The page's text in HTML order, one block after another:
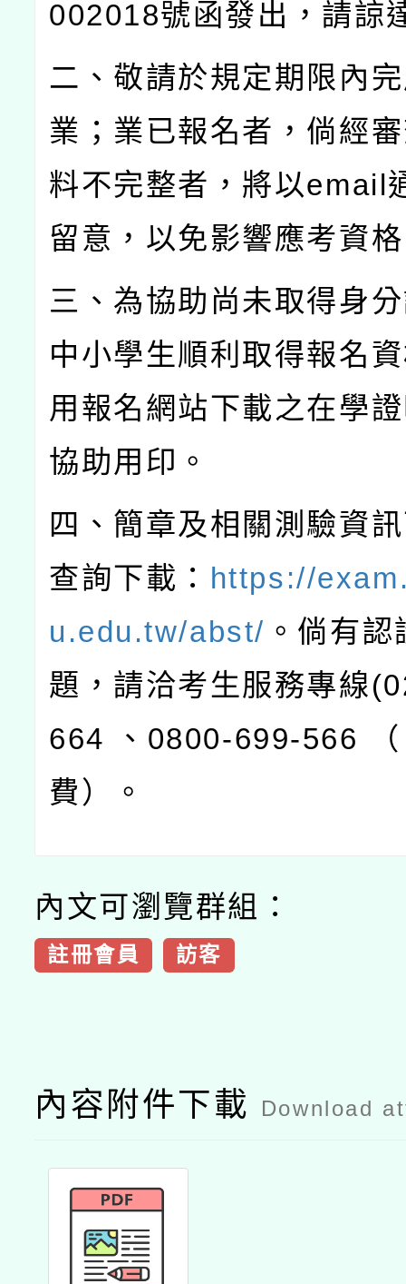
002018號函發出，請諒
二、敬請於規定期限內
業；業已報名者，倘經
料不完整者，將以email
留意，以免影響應考資
三、為協助尚未取得身
中小學生順利取得報名
用報名網站下載之在學
協助用印。
四、簡章及相關測驗資
查詢下載： https://
u.edu.tw/abst/ 。倘有
題，請洽考生服務專線
664
、 0800-699-566
（
費）。
內文可瀏覽群組：
註冊會員 訪客
內容附件下載 Download